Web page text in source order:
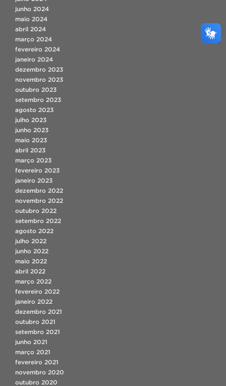
junho 2024
maio 2024
abril 2024
março 2024
fevereiro 2024
janeiro 2024
dezembro 2023
novembro 2023
outubro 2023
setembro 2023
agosto 2023
julho 2023
junho 2023
maio 2023
abril 2023
março 2023
fevereiro 2023
janeiro 2023
dezembro 2022
novembro 2022
outubro 2022
setembro 2022
agosto 2022
julho 2022
junho 2022
maio 2022
abril 2022
março 2022
fevereiro 2022
janeiro 2022
dezembro 2021
outubro 2021
setembro 2021
junho 2021
março 2021
fevereiro 2021
novembro 2020
outubro 2020